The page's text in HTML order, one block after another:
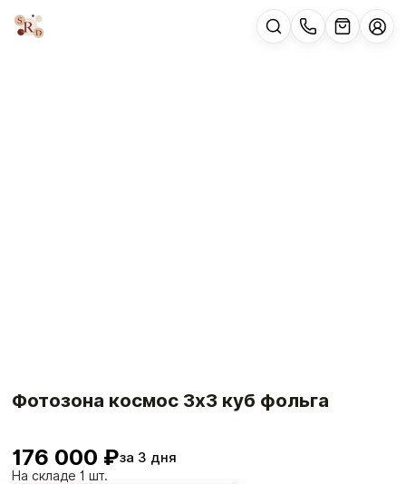
Фотозона космос 3х3 куб фольга
176 000 ₽за 3 дня
На складе 1 шт.